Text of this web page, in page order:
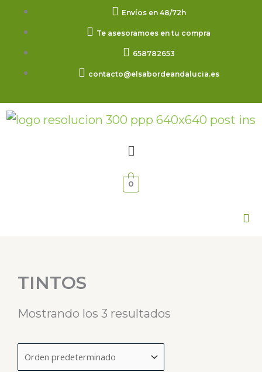
Envíos en 48/72h
Te asesoramoes en tu compra
658782653
contacto@elsabordeandalucia.es
Menú
0
TINTOS
Mostrando los 3 resultados